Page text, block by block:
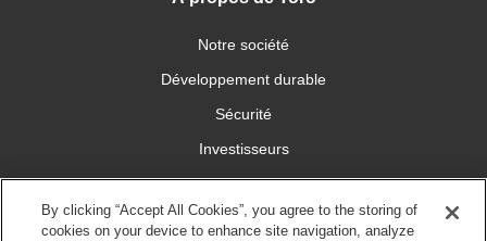
Notre société
Développement durable
Sécurité
Investisseurs
Carrières
By clicking “Accept All Cookies”, you agree to the storing of
cookies on your device to enhance site navigation, analyze